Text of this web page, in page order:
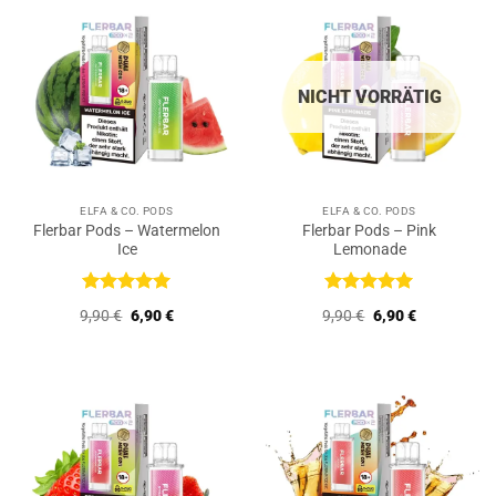
ELFA & CO. PODS
Flerbar Pods – Watermelon
Ice
Bewertet
mit 5 von
9,90€ Ursprünglicher
Preis
6,90€Aktueller
NICHT VORRÄTIG
ELFA & CO. PODS
Flerbar Pods – Pink
Lemonade
Bewertet
mit 5 von
9,90€ Ursprünglicher
Preis
6,90€Aktueller